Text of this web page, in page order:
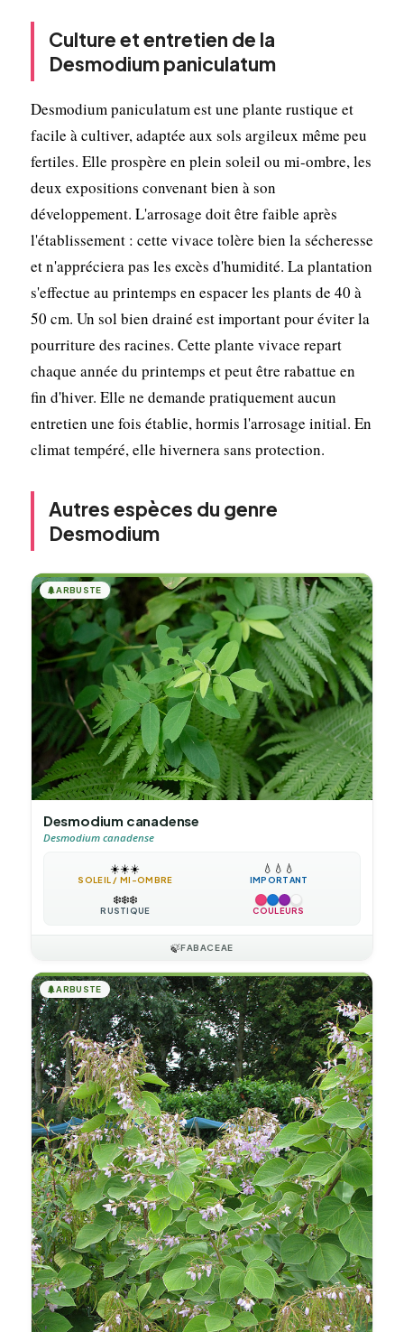
Culture et entretien de la
Desmodium paniculatum
Desmodium paniculatum est une plante rustique et
facile à cultiver, adaptée aux sols argileux même peu
fertiles. Elle prospère en plein soleil ou mi-ombre, les
deux expositions convenant bien à son
développement. L'arrosage doit être faible après
l'établissement : cette vivace tolère bien la sécheresse
et n'appréciera pas les excès d'humidité. La plantation
s'effectue au printemps en espacer les plants de 40 à
50 cm. Un sol bien drainé est important pour éviter la
pourriture des racines. Cette plante vivace repart
chaque année du printemps et peut être rabattue en
fin d'hiver. Elle ne demande pratiquement aucun
entretien une fois établie, hormis l'arrosage initial. En
climat tempéré, elle hivernera sans protection.
Autres espèces du genre
Desmodium
🌲ARBUSTE
Desmodium canadense
Desmodium canadense
☀️☀️☀️
SOLEIL / MI-OMBRE
💧 💧 💧
IMPORTANT
❄️❄️❄️
RUSTIQUE COULEURS
🍃FABACEAE
🌲ARBUSTE